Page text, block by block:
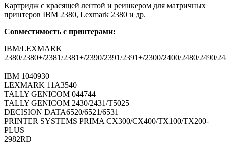
Картридж с красящей лентой и реинкером для матричных
принтеров IBM 2380, Lexmark 2380 и др.
Совместимость с принтерами:
IBM/LEXMARK
2380/2380+/2381/2381+/2390/2391/2391+/2300/2400/2480/2490/
IBM 1040930
LEXMARK 11A3540
TALLY GENICOM 044744
TALLY GENICOM 2430/2431/T5025
DECISION DATA6520/6521/6531
PRINTER SYSTEMS PRIMA CX300/CX400/TX100/TX200-
PLUS
2982RD